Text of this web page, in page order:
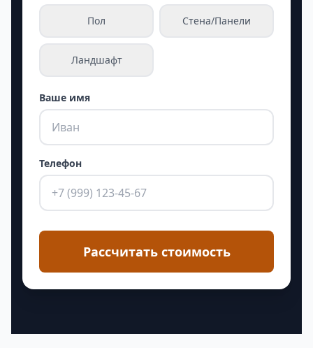
Пол Стена/Панели
Ландшафт
Ваше имя
Телефон
Рассчитать стоимость